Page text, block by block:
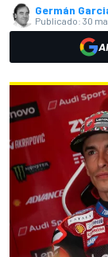
Germán
Publicado: 30